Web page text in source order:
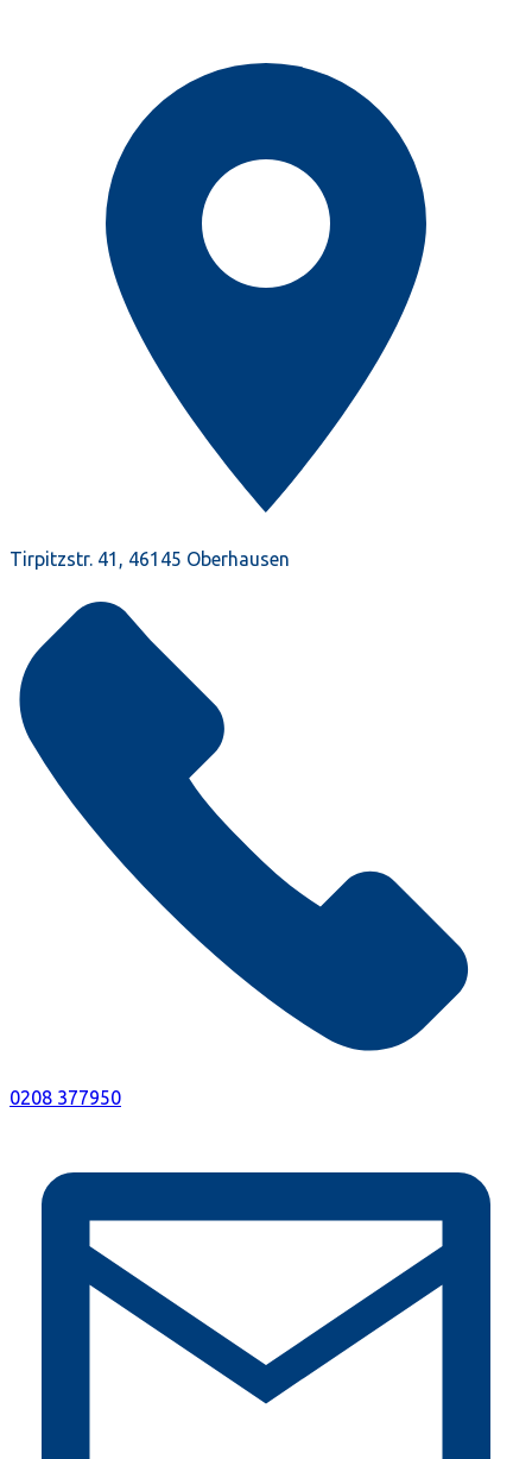
Tirpitzstr. 41, 46145 Oberhausen
0208 377950